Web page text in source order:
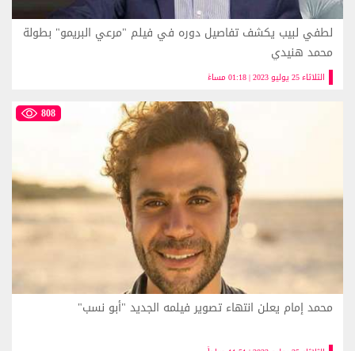
الثلاثاء 25 يوليو 2023 | 01:18 مساءً
لطفي لبيب يكشف تفاصيل دوره في فيلم "مرعي البريمو" بطولة
محمد هنيدي
808
محمد إمام يعلن انتهاء تصوير فيلمه الجديد "أبو نسب"